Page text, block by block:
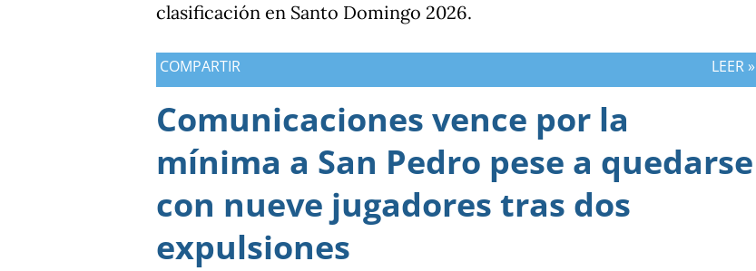
clasificación en Santo Domingo 2026.
COMPARTIR LEER »
Comunicaciones vence por la
mínima a San Pedro pese a quedarse
con nueve jugadores tras dos
expulsiones